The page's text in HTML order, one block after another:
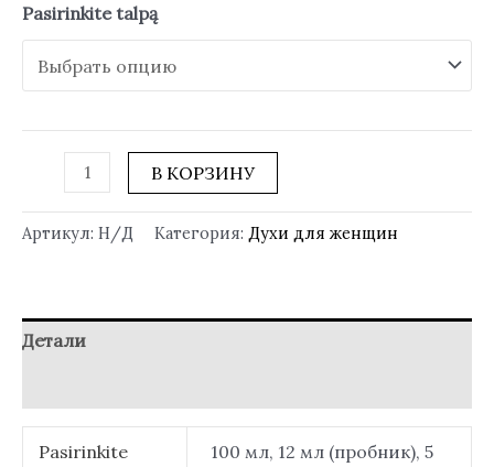
Pasirinkite talpą
В КОРЗИНУ
Артикул: Н/Д Категория: Духи для женщин
Детали
Pasirinkite
100 мл, 12 мл (пробник), 5